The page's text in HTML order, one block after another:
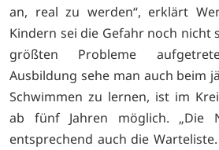
an, real zu werden“, erklärt
Kindern sei die Gefahr noch nicht
größten Probleme
Ausbildung sehe man auch beim
Schwimmen zu lernen, ist im
ab fünf Jahren möglich. „Die
entsprechend auch die